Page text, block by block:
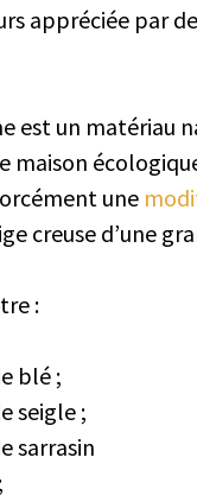
appréciée par
est un matériau
maison
une
creuse d’une
:
blé ;
seigle ;